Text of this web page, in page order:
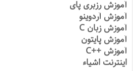
آموزش رزبری پای
آموزش آردوینو
آموزش زبان C
آموزش پایتون
آموزش ++C
اینترنت اشیاء